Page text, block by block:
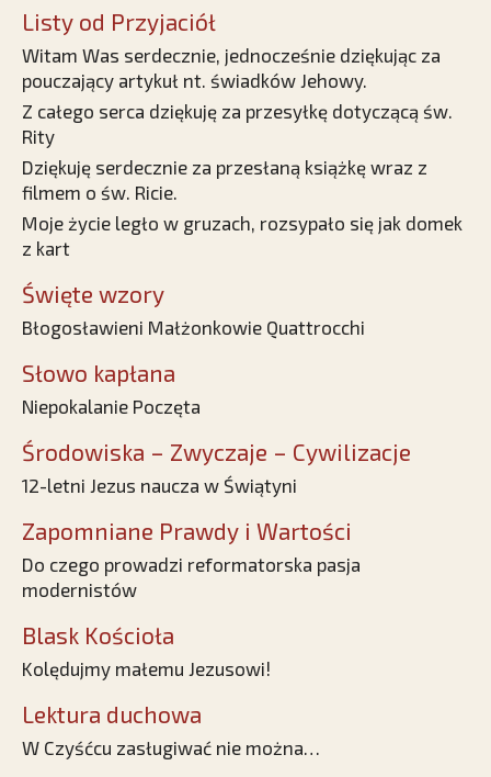
Listy od Przyjaciół
Witam Was serdecznie, jednocześnie dziękując za
pouczający artykuł nt. świadków Jehowy.
Z całego serca dziękuję za przesyłkę dotyczącą św.
Rity
Dziękuję serdecznie za przesłaną książkę wraz z
filmem o św. Ricie.
Moje życie legło w gruzach, rozsypało się jak domek
z kart
Święte wzory
Błogosławieni Małżonkowie Quattrocchi
Słowo kapłana
Niepokalanie Poczęta
Środowiska – Zwyczaje – Cywilizacje
12-letni Jezus naucza w Świątyni
Zapomniane Prawdy i Wartości
Do czego prowadzi reformatorska pasja
modernistów
Blask Kościoła
Kolędujmy małemu Jezusowi!
Lektura duchowa
W Czyśćcu zasługiwać nie można…